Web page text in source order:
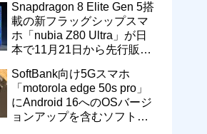
Snapdragon 8 Elite Gen 5搭
載の新フラッグシップスマ
ホ「nubia Z80 Ultra」が日
本で11月21日から先行販
SoftBank向け5Gスマホ
「motorola edge 50s pro」
にAndroid 16へのOSバージ
ョンアップを含むソフトウ